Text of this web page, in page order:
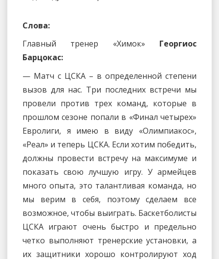
Слова:
Главный тренер «Химок» Георгиос
Барцокас:
— Матч с ЦСКА – в определенной степени
вызов для нас. Три последних встречи мы
провели против трех команд, которые в
прошлом сезоне попали в «Финал четырех»
Евролиги, я имею в виду «Олимпиакос»,
«Реал» и теперь ЦСКА. Если хотим победить,
должны провести встречу на максимуме и
показать свою лучшую игру. У армейцев
много опыта, это талантливая команда, но
мы верим в себя, поэтому сделаем все
возможное, чтобы выиграть. Баскетболисты
ЦСКА играют очень быстро и предельно
четко выполняют тренерские установки, а
их защитники хорошо контролируют ход